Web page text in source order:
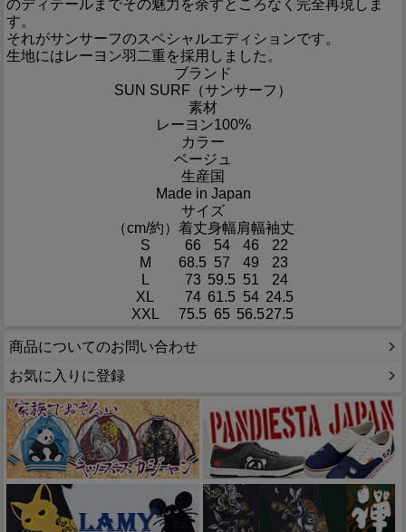
のディテールまでその魅力を余すところなく完全再現しま
す。
それがサンサーフのスペシャルエディションです。
生地にはレーヨン羽二重を採用しました。
ブランド
SUN SURF（サンサーフ）
素材
レーヨン100%
カラー
ベージュ
生産国
Made in Japan
サイズ
（cm/約） 着丈身幅肩幅袖丈
S
66 54 46
22
M
68.5 57 49
23
L
73 59.5 51
24
XL
74 61.5 54 24.5
XXL
75.5 65 56.527.5
商品についてのお問い合わせ
お気に入りに登録